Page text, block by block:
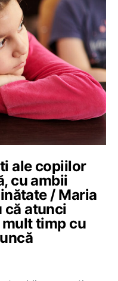
ale copiilor
cu ambii
/ Maria
că atunci
mult timp cu